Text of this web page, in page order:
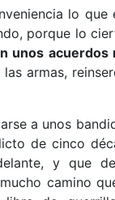
lo que
porque lo
unos acuerdos
armas,
a unos
de cinco
y que
camino